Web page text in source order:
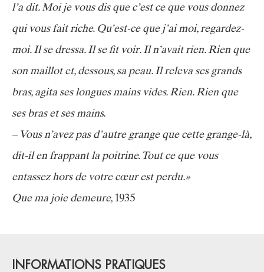
l’a dit. Moi je vous dis que c’est ce que vous donnez
qui vous fait riche. Qu’est-ce que j’ai moi, regardez-
moi. Il se dressa. Il se fit voir. Il n’avait rien. Rien que
son maillot et, dessous, sa peau. Il releva ses grands
bras, agita ses longues mains vides. Rien. Rien que
ses bras et ses mains.
– Vous n’avez pas d’autre grange que cette grange-là,
dit-il en frappant la poitrine. Tout ce que vous
entassez hors de votre cœur est perdu.»
Que ma joie demeure, 1935
INFORMATIONS PRATIQUES